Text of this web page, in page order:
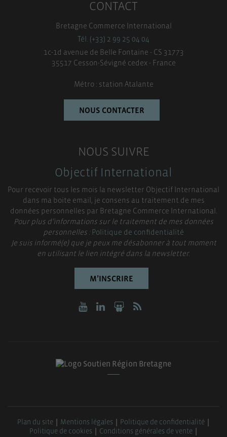
CONTACT
Bretagne Commerce International
Tél. (+33) 2 99 25 04 04
1c-1d avenue de Belle Fontaine - CS 31773
35517 Cesson-Sévigné cedex - France
Métro : station Atalante
NOUS CONTACTER
NOUS SUIVRE
Objectif International
Pour recevoir tous les mois la newsletter Objectif International
dans ma boite email, je consens au traitement de mes
données personnelles par Bretagne Commerce International.
Pour plus d’informations sur le traitement de mes données
personnelles :Politique de confidentialité
Je suis informé(e) que je peux me désabonner à tout moment
en utilisant le lien intégré dans la newsletter.
M’INSCRIRE
Plan du site Mentions légales
Politique de confidentialité
Politique de cookies
Conditions générales de vente